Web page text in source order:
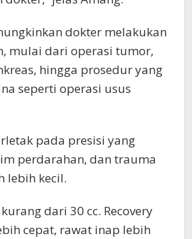
dokter melakukan
mulai dari operasi tumor,
hingga prosedur yang
seperti operasi usus
pada presisi yang
perdarahan, dan trauma
lebih kecil.
dari 30 cc. Recovery
cepat, rawat inap lebih